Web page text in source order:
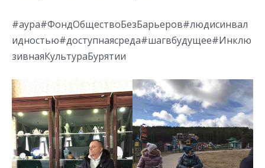
#аура#ФондОбществоБезБарьеров#людисинвал
идностью#доступнаясреда#шагвбудущее#Инклю
зивнаяКультураБурятии